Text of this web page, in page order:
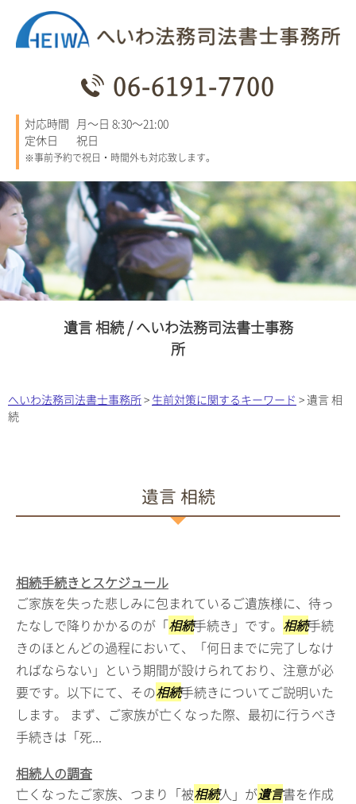
06-6191-7700
対応時間 月～日 8:30～21:00
定休日
祝日
※事前予約で祝日・時間外も対応致します。
遺言 相続 / へいわ法務司法書士事務
所
へいわ法務司法書士事務所> 生前対策に関するキーワード >遺言 相
続
遺言 相続
相続手続きとスケジュール
ご家族を失った悲しみに包まれているご遺族様に、待っ
たなしで降りかかるのが「相続手続き」です。 相続手続
きのほとんどの過程において、「何日までに完了しなけ
ればならない」という期間が設けられており、注意が必
要です。以下にて、その相続手続きについてご説明いた
します。 まず、ご家族が亡くなった際、最初に行うべき
手続きは「死...
相続人の調査
亡くなったご家族、つまり「被相続人」が遺言書を作成